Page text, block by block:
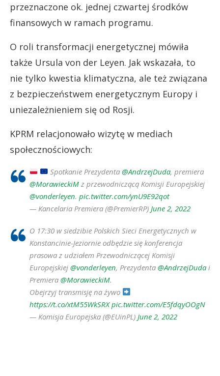
przeznaczone ok. jednej czwartej środków
finansowych w ramach programu.
O roli transformacji energetycznej mówiła
także Ursula von der Leyen. Jak wskazała, to
nie tylko kwestia klimatyczna, ale też związana
z bezpieczeństwem energetycznym Europy i
uniezależnieniem się od Rosji.
KPRM relacjonowało wizytę w mediach
społecznościowych:
Spotkanie Prezydenta@AndrzejDuda, premiera
@MorawieckiM z przewodniczącą Komisji Europejskiej
@vonderleyen. pic.twitter.com/ynU9E92qot
— Kancelaria Premiera (@PremierRP) June 2, 2022
O 17:30 w siedzibie Polskich Sieci Energetycznych w
Konstancinie-Jeziornie odbędzie się konferencja
prasowa z udziałem Przewodniczącej Komisji
Europejskiej @vonderleyen, Prezydenta @AndrzejDuda i
Premiera @MorawieckiM.
Obejrzyj transmisję na żywo
https://t.co/xtM55WkSRX pic.twitter.com/E5fdqyOOgN
— Komisja Europejska (@EUinPL) June 2, 2022